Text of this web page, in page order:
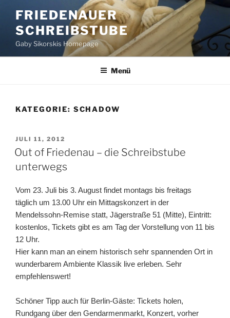
Inhalt
springen
FRIEDENAUER
SCHREIBSTUBE
Gaby Sikorskis Homepage
Menü
KATEGORIE: SCHADOW
VERÖFFENTLICHT
AM
JULI 11, 2012
Out of Friedenau – die Schreibstube
unterwegs
Vom 23. Juli bis 3. August findet montags bis freitags
täglich um 13.00 Uhr ein Mittagskonzert in der
Mendelssohn-Remise statt, Jägerstraße 51 (Mitte), Eintritt:
kostenlos, Tickets gibt es am Tag der Vorstellung von 11 bis
12 Uhr.
Hier kann man an einem historisch sehr spannenden Ort in
wunderbarem Ambiente Klassik live erleben. Sehr
empfehlenswert!
Schöner Tipp auch für Berlin-Gäste: Tickets holen,
Rundgang über den Gendarmenmarkt, Konzert, vorher